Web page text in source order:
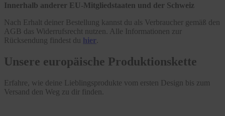
Innerhalb anderer EU-Mitgliedstaaten und der Schweiz
Nach Erhalt deiner Bestellung kannst du als Verbraucher gemäß den
AGB das Widerrufsrecht nutzen. Alle Informationen zur
Rücksendung findest du hier
Unsere europäische Produktionskette
Erfahre, wie deine Lieblingsprodukte vom ersten Design bis zum
Versand den Weg zu dir finden.